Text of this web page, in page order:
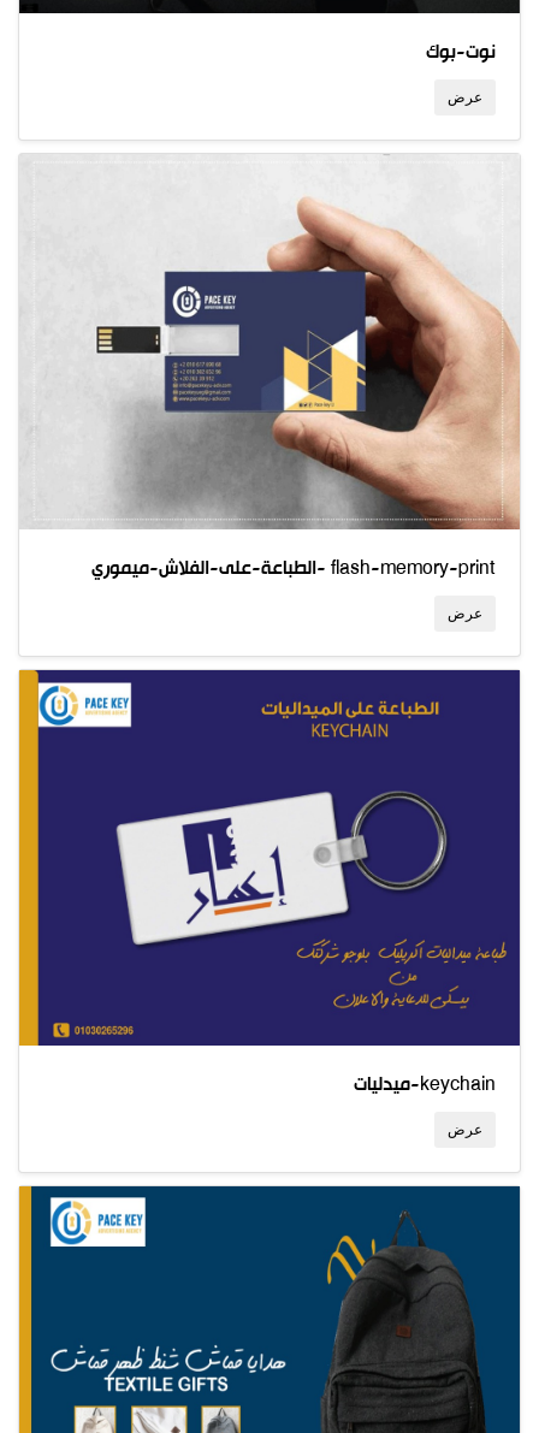
نوت-بوك
عرض
الطباعة-على-الفلاش-ميموري- flash-memory-print
عرض
ميدليات-keychain
عرض